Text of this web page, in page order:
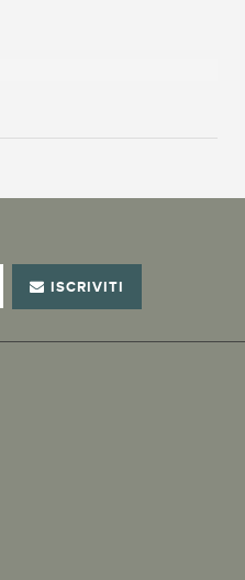
ISCRIVITI